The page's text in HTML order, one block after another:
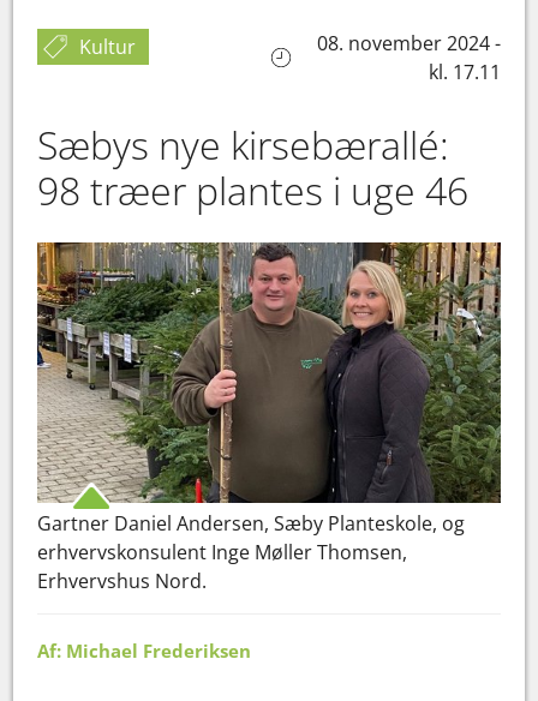
Kultur
08. november 2024 -
kl. 17.11
Sæbys nye kirsebærallé:
98 træer plantes i uge 46
Gartner Daniel Andersen, Sæby Planteskole, og
erhvervskonsulent Inge Møller Thomsen,
Erhvervshus Nord.
Af: Michael Frederiksen